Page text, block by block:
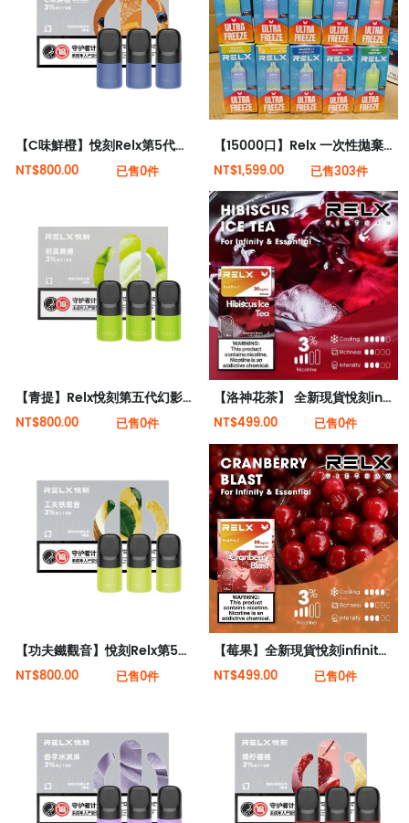
【C味鮮橙】悅刻Relx第5代幻影霧化煙彈
NT$800.00 已售0件
【15000口】Relx 一次性拋棄式電子菸全新現貨
NT$1,599.00 已售303件
【青提】Relx悅刻第五代幻影霧化煙彈
NT$800.00 已售0件
【洛神花茶】 全新現貨悅刻infinity 2六代煙彈(煙彈x1)(通用Relx 4, 5代主機)
NT$499.00 已售0件
【功夫鐵觀音】悅刻Relx第5代幻影霧化煙彈 幽蘭茶韻
NT$800.00 已售0件
【莓果】全新現貨悅刻infinity 2六代煙彈(煙彈x1)(通用Relx 4, 5代主機)
NT$499.00 已售0件